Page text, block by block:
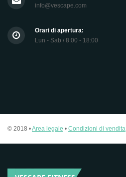
info@vescape.com
Orari di apertura:
Lun - Sab / 8:00 - 18:00
© 2018 •Area legale • Condizioni di vendita